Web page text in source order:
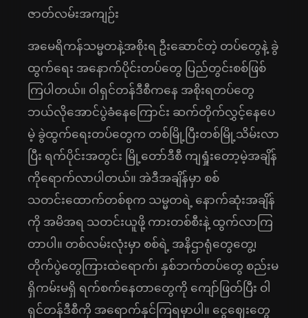
ဇာတ်လမ်းအကျဉ်း
အမေရိကန်သမ္မတနဲ့အစိုးရ ဦးဆောင်တဲ့ တပ်တွေနဲ့ ခွဲ
ထွက်ရေး အနောက်ပိုင်းတပ်တွေ ပြည်တွင်းစစ်ဖြစ်
ကြပါတယ်။ ဝါရှင်တန်ဒီစီကနေ အစိုးရတပ်တွေ
ဘယ်လိုအောင်ပွဲခံနေကြောင်း ဆက်တိုက်လွှင့်နေပေ
မဲ့ ခွဲထွက်ရေးတပ်တွေက တစ်မြို့ပြီးတစ်မြို့သိမ်းလာ
ပြီး ရက်ပိုင်းအတွင်း မြို့တော်ဒီစီ ကျရှုံးတော့မဲ့အချိန်
ကိုရောက်လာပါတယ်။ အဲဒီအချိန်မှာ စစ်
သတင်းထောက်တစ်စုက သမ္မတရဲ့ နောက်ဆုံးအချိန်
ကို အမိအရ သတင်းယူဖို့ ကားတစ်စီးနဲ့ ထွက်လာကြ
တာပါ။ တစ်လမ်းလုံးမှာ စစ်ရဲ့ အနိဌာရုံတွေတွေ့၊
တိုက်ပွဲတွေကြားထဲရောက်၊ နှစ်ဘက်တပ်တွေ စည်းမ
ရှိကမ်းမရှိ ရက်စက်နေတာတွေကို ကျော်ဖြတ်ပြီး ဝါ
ရှင်တန်ဒီစီကို အရောက်နှင်ကြရမှာပါ။ ငွေဈေးတွေ